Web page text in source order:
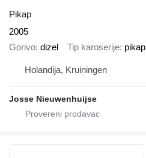
Pikap
2005
Gorivo dizel Tip karoserije pikap
Holandija, Kruiningen
Josse Nieuwenhuijse